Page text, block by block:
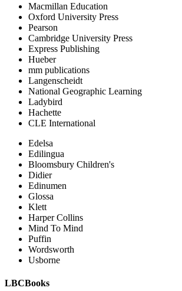
Macmillan Education
Oxford University Press
Pearson
Cambridge University Press
Express Publishing
Hueber
mm publications
Langenscheidt
National Geographic Learning
Ladybird
Hachette
CLE International
Edelsa
Edilingua
Bloomsbury Children's
Didier
Edinumen
Glossa
Klett
Harper Collins
Mind To Mind
Puffin
Wordsworth
Usborne
LBCBooks